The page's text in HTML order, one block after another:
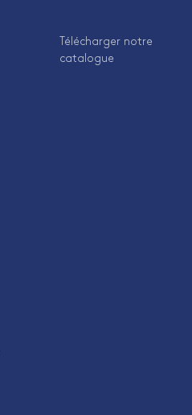
Télécharger notre
catalogue